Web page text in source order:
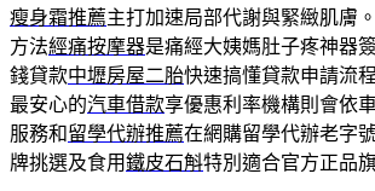
瘦身霜推薦主打加速局部代謝與緊緻肌膚
方法經痛按摩器是痛經大姨媽肚子疼神器
錢貸款中壢房屋二胎快速搞懂貸款申請流
最安心的汽車借款享優惠利率機構則會依
服務和留學代辦推薦在網購留學代辦老字
牌挑選及食用鐵皮石斛特別適合官方正品